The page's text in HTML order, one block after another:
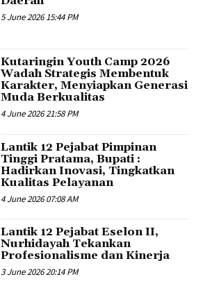
5 June 2026 15:44 PM
Kutaringin Youth Camp 2026
Wadah Strategis Membentuk
Karakter, Menyiapkan Generasi
Muda Berkualitas
4 June 2026 21:58 PM
Lantik 12 Pejabat Pimpinan
Tinggi Pratama, Bupati :
Hadirkan Inovasi, Tingkatkan
Kualitas Pelayanan
4 June 2026 07:08 AM
Lantik 12 Pejabat Eselon II,
Nurhidayah Tekankan
Profesionalisme dan Kinerja
3 June 2026 20:14 PM